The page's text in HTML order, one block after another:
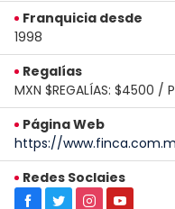
Franquicia desde
1998
Regalías
MXN $REGALÍAS: $4500 /
Página Web
https://
Redes Soclaies